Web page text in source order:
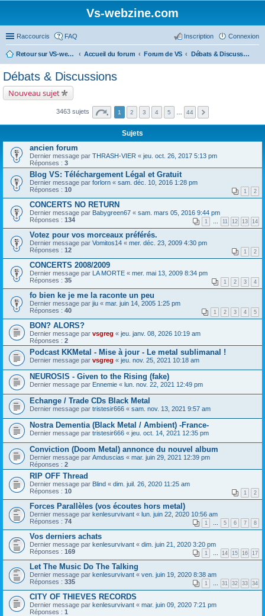
Vs-webzine.com
Raccourcis FAQ Connexion
Inscription
Retour sur VS-webzine Accueil du forum Forum de VS Débats & Discussions
Débats & Discussions
Nouveau sujet
3463 sujets 1 2 3 4 5 44
Sujets
ancien forum
Dernier message par THRASH-VIER « jeu. oct. 26, 2017 5:13 pm
Réponses : 3
Blog VS: Téléchargement Légal et Gratuit
Dernier message par forlorn « sam. déc. 10, 2016 1:28 pm
Réponses : 10 1 2
CONCERTS NO RETURN
Dernier message par Babygreen67 « sam. mars 05, 2016 9:44 pm
Réponses : 134 1 … 11 12 13 14
Votez pour vos morceaux préférés.
Dernier message par Vomitos14 « mer. déc. 23, 2009 4:30 pm
Réponses : 12 1 2
CONCERTS 2008/2009
Dernier message par LA MORTE « mer. mai 13, 2009 8:34 pm
Réponses : 35 1 2 3 4
fo bien ke je me la raconte un peu
Dernier message par jiu « mar. juin 14, 2005 1:25 pm
Réponses : 40 1 2 3 4 5
BON? ALORS?
Dernier message par vsgreg « jeu. janv. 08, 2026 10:19 am
Réponses : 2
Podcast KKMetal - Mise à jour - Le metal sublimanal !
Dernier message par vsgreg « jeu. nov. 25, 2021 10:18 am
NEUROSIS - Given to the Rising (fake)
Dernier message par Ennemie « lun. nov. 22, 2021 12:49 pm
Echange / Trade CDs Black Metal
Dernier message par tristesir666 « sam. nov. 13, 2021 9:57 am
Nostra Dementia (Black Metal / Ambient) -France-
Dernier message par tristesir666 « jeu. oct. 14, 2021 12:35 pm
Conviction (Doom Metal) annonce du nouvel album
Dernier message par Amduscias « mar. juin 29, 2021 12:39 pm
Réponses : 2
RIP OFF Thread
Dernier message par Blind « dim. juil. 26, 2020 11:25 am
Réponses : 10 1 2
Forces Parallèles (vos écoutes hors metal)
Dernier message par kenlesurvivant « lun. juin 22, 2020 10:56 am
Réponses : 74 1 … 5 6 7 8
Vos derniers achats
Dernier message par kenlesurvivant « dim. juin 21, 2020 3:20 pm
Réponses : 169 1 … 14 15 16 17
Let The Music Do The Talking
Dernier message par kenlesurvivant « ven. juin 19, 2020 8:38 am
Réponses : 335 1 … 31 32 33 34
CITY OF THIEVES RECORDS
Dernier message par kenlesurvivant « mar. juin 09, 2020 7:21 pm
Réponses : 1